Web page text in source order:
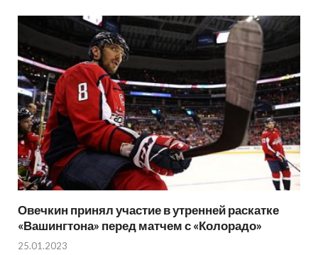
Овечкин принял участие в утренней раскатке
«Вашингтона» перед матчем с «Колорадо»
25.01.2023